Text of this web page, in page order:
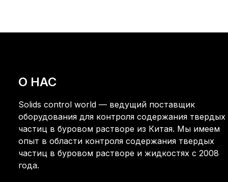
О НАС
Solids control world — ведущий поставщик
оборудования для контроля содержания твердых
частиц в буровом растворе из Китая. Мы имеем
опыт в области контроля содержания твердых
частиц в буровом растворе и жидкостях с 2008
года.